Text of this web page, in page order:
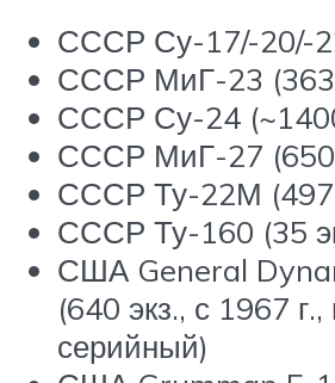
СССР Су-17/-20/-
СССР МиГ-23
СССР Су-24
СССР МиГ-27
СССР Ту-22М (497
СССР Ту-160 (35
США General
(640 экз., с 1967
серийный)